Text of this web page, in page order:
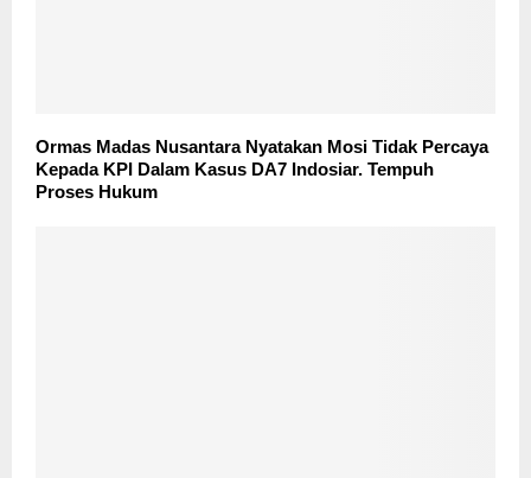
Ormas Madas Nusantara Nyatakan Mosi Tidak Percaya
Kepada KPI Dalam Kasus DA7 Indosiar. Tempuh
Proses Hukum